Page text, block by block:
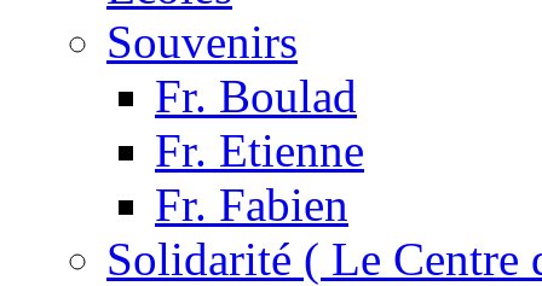
Souvenirs
Fr. Boulad
Fr. Etienne
Fr. Fabien
Solidarité ( Le Centre